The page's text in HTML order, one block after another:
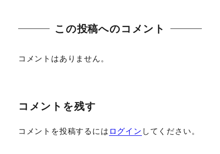
この投稿へのコメント
コメントはありません。
コメントを残す
コメントを投稿するには ログイン してください。